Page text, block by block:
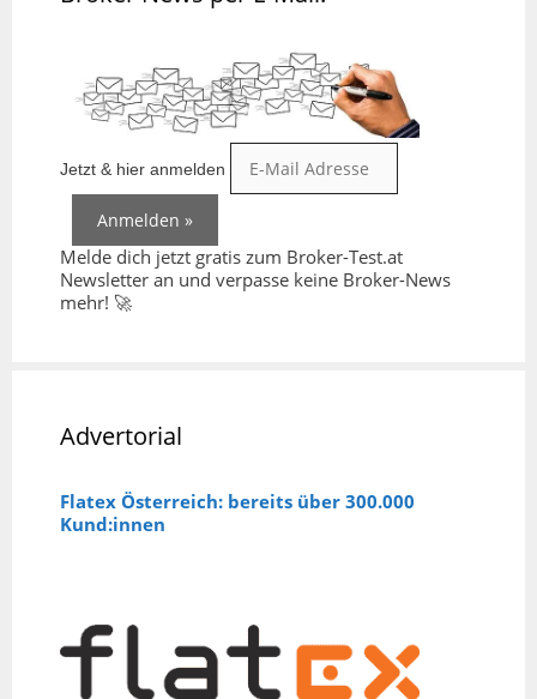
Jetzt & hier anmelden
Melde dich jetzt gratis zum Broker-Test.at
Newsletter an und verpasse keine Broker-News
mehr! 🚀
Advertorial
Flatex Österreich: bereits über 300.000
Kund:innen